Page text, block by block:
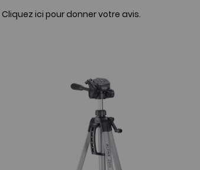
Cliquez ici pour donner votre avis.